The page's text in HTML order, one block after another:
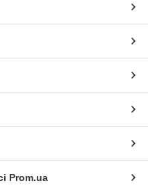
Prom.ua